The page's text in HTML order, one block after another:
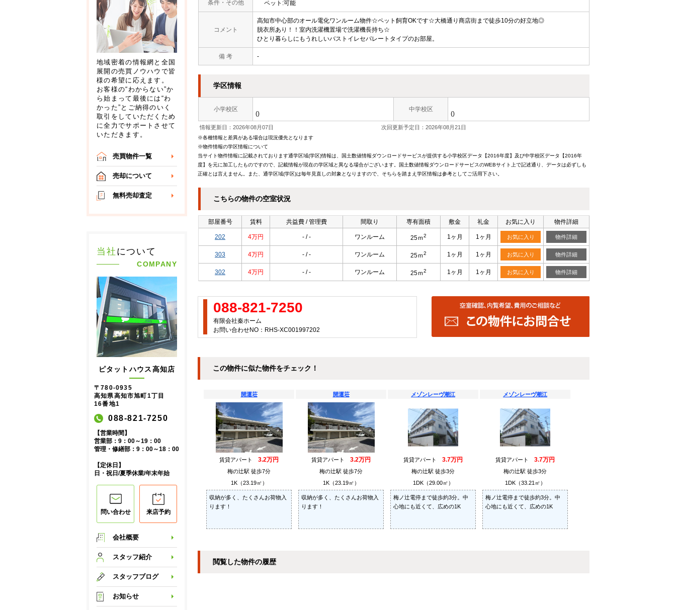
条件・その他 ペット:可能
コメント
高知市中心部のオール電化ワンルーム物件☆ペット飼育OKです☆大橋通り商店街まで徒歩10分の好立地◎
脱衣所あり！！室内洗濯機置場で洗濯機長持ち☆
ひとり暮らしにもうれしいバストイレセパレートタイプのお部屋。
備 考 -
学区情報
小学校区
()
中学校区
()
情報更新日：2026年08月07日 次回更新予定日：2026年08月21日
※各種情報と差異がある場合は現況優先となります
※物件情報の学区情報について
当サイト物件情報に記載されております通学区域(学区)情報は、国土数値情報ダウンロードサービスが提供する小学校区データ【2016年度】及び中学校区データ【2016年
度】を元に加工したものですので、記載情報が現在の学区域と異なる場合がございます。国土数値情報ダウンロードサービスのWEBサイト上で記述通り、データは必ずしも
正確とは言えません。また、通学区域(学区)は毎年見直しの対象となりますので、そちらを踏まえ学区情報は参考としてご活用下さい。
こちらの物件の空室状況
部屋番号 賃料 共益費 / 管理費 間取り 専有面積 敷金 礼金 お気に入り 物件詳細
202 4万円 - / - ワンルーム 25ｍ2 1ヶ月 1ヶ月 お気に入り 物件詳細
303 4万円 - / - ワンルーム 25ｍ2 1ヶ月 1ヶ月 お気に入り 物件詳細
302 4万円 - / - ワンルーム 25ｍ2 1ヶ月 1ヶ月 お気に入り 物件詳細
088-821-7250
有限会社秦ホーム
お問い合わせNO：RHS-XC001997202
この物件に似た物件をチェック！
開運荘
賃貸アパート 3.2万円
梅の辻駅 徒歩7分
1K（23.19㎡）
収納が多く、たくさんお荷物入
ります！
開運荘
賃貸アパート 3.2万円
梅の辻駅 徒歩7分
1K（23.19㎡）
収納が多く、たくさんお荷物入
ります！
メゾンレーヴ潮江
賃貸アパート 3.7万円
梅の辻駅 徒歩3分
1DK（29.00㎡）
梅ノ辻電停まで徒歩約3分。中
心地にも近くて、広めの1K
メゾンレーヴ潮江
賃貸アパート 3.7万円
梅の辻駅 徒歩3分
1DK（33.21㎡）
梅ノ辻電停まで徒歩約3分。中
心地にも近くて、広めの1K
閲覧した物件の履歴
地域密着の情報網と全国
展開の売買ノウハウで皆
様の希望に応えます。
お客様の“わからない”か
ら始まって最後には“わ
かった”とご納得のいく
取引をしていただくため
に全力でサポートさせて
いただきます。
売買物件一覧
売却について
無料売却査定
当社 について
COMPANY
ピタットハウス高知店
〒780-0935
高知県高知市旭町1丁目
16番地1
088-821-7250
【営業時間】
営業部：9：00～19：00
管理・修繕部：9：00～18：00
【定休日】
日・祝日/夏季休業/年末年始
問い合わせ 来店予約
会社概要
スタッフ紹介
スタッフブログ
お知らせ